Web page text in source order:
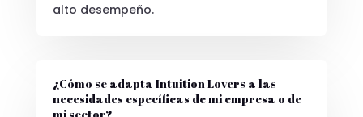
alto desempeño.
¿Cómo se adapta Intuition Lovers a las
necesidades específicas de mi empresa o de